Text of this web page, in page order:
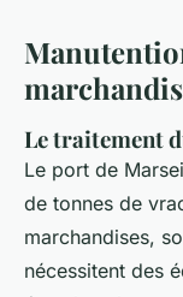
Le traitement
Le port de
de tonnes de
marchandises,
nécessitent des